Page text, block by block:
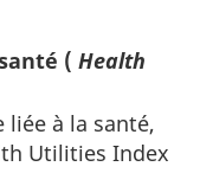
( Health
liée à la santé,
Utilities Index